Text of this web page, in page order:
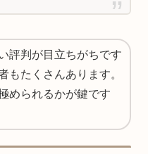
評判が目立ちがちです
もたくさんあります。
められるかが鍵です